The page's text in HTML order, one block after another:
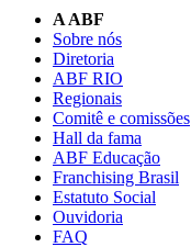
A ABF
Sobre nós
Diretoria
ABF RIO
Regionais
Comitê e comissões
Hall da fama
ABF Educação
Franchising Brasil
Estatuto Social
Ouvidoria
FAQ